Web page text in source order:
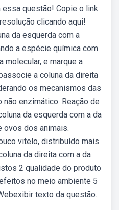
questão! Copie o link
clicando aqui!
da esquerda com a
a espécie química com
molecular, e marque a
a coluna da direita
os mecanismos das
enzimático. Reação de
da esquerda com a da
ovos dos animais.
vitelo, distribuído mais
da direita com a da
2 qualidade do produto
no meio ambiente 5
texto da questão.